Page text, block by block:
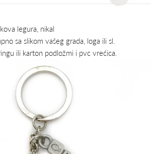
legura, nikal
sa slikom vašeg grada, loga ili sl.
ili karton podložmi i pvc vrećica.